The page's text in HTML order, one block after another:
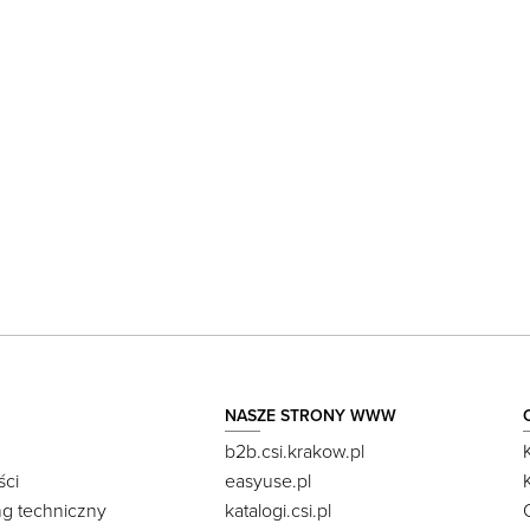
techniczny
NASZE STRONY WWW
b2b.csi.krakow.pl
easyuse.pl
katalogi.csi.pl